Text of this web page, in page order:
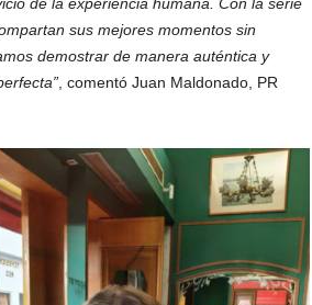
sus mejores momentos sin
demostrar de manera auténtica y
, comentó Juan Maldonado, PR